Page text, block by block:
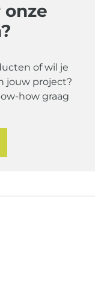
onze
of wil je
jouw project?
how graag